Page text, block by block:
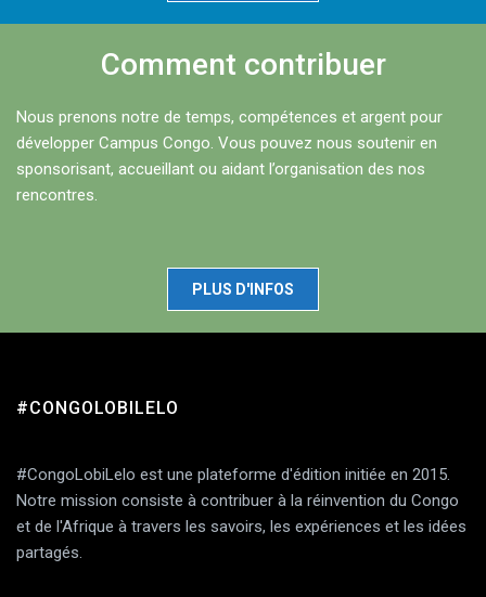
Comment contribuer
Nous prenons notre de temps, compétences et argent pour
développer Campus Congo. Vous pouvez nous soutenir en
sponsorisant, accueillant ou aidant l’organisation des nos
rencontres.
PLUS D'INFOS
#CONGOLOBILELO
#CongoLobiLelo est une plateforme d'édition initiée en 2015.
Notre mission consiste à contribuer à la réinvention du Congo
et de l'Afrique à travers les savoirs, les expériences et les idées
partagés.